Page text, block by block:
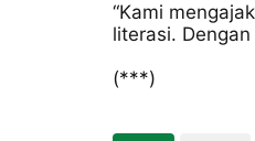
“Kami
literasi.
(***)